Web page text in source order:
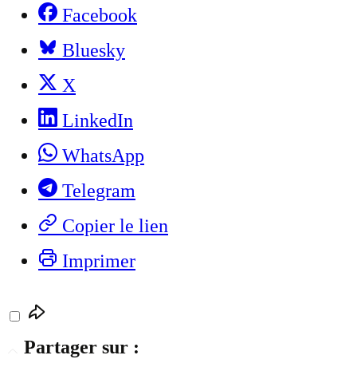
Facebook
Bluesky
X
LinkedIn
WhatsApp
Telegram
Copier le lien
Imprimer
Partager sur :